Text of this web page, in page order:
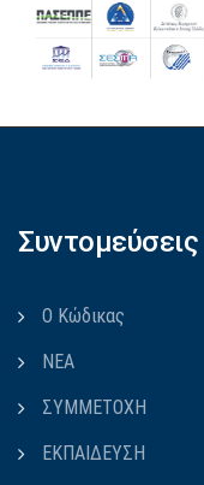
Συντομεύσεις
Ο Κώδικας
ΝΕΑ
ΣΥΜΜΕΤΟΧΗ
ΕΚΠΑΙΔΕΥΣΗ